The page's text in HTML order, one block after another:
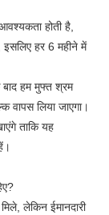
होती है,
हर 6 महीने में
हम मुफ्त श्रम
लिया जाएगा।
ताकि यह
लेकिन ईमानदारी